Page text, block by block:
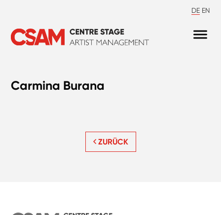
DE EN
Carmina Burana
ZURÜCK